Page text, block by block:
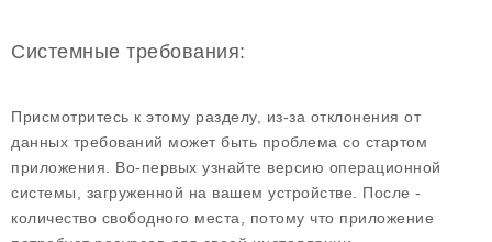
Системные требования:
Присмотритесь к этому разделу, из-за отклонения от
данных требований может быть проблема со стартом
приложения. Во-первых узнайте версию операционной
системы, загруженной на вашем устройстве. После -
количество свободного места, потому что приложение